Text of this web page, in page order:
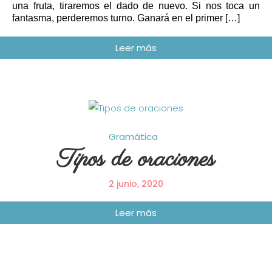
una fruta, tiraremos el dado de nuevo. Si nos toca un
fantasma, perderemos turno. Ganará en el primer […]
Gramática
Tipos de oraciones
2 junio, 2020